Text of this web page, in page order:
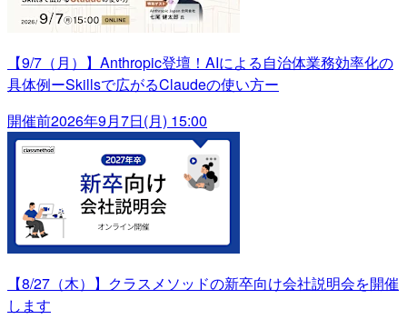
【9/7（月）】Anthropic登壇！AIによる自治体業務効率化の
具体例ーSkillsで広がるClaudeの使い方ー
開催前2026年9月7日(月) 15:00
【8/27（木）】クラスメソッドの新卒向け会社説明会を開催
します